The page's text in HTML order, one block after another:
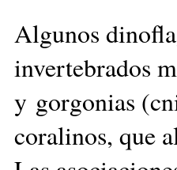
Algunos
invertebrados
y gorgonias
coralinos, que